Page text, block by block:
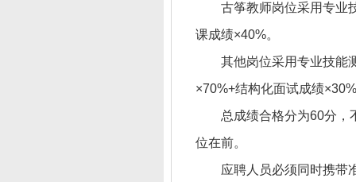
古筝教师岗位采用专业
课成绩×40%。
其他岗位采用专业技能
×70%+结构化面试成绩
总成绩合格分为60分，
位在前。
应聘人员必须同时携带